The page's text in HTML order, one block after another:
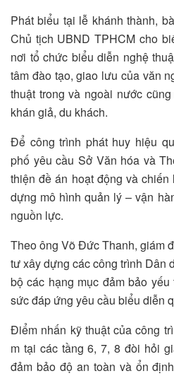
Phát biểu tại lễ khánh thành,
Chủ tịch UBND TPHCM cho
nơi tổ chức biểu diễn nghệ
tâm đào tạo, giao lưu của văn
thuật trong và ngoài nước
khán giả, du khách.
Để công trình phát huy hiệu
phố yêu cầu Sở Văn hóa và
thiện đề án hoạt động và
dựng mô hình quản lý – vận
nguồn lực.
Theo ông Võ Đức Thanh, giám
tư xây dựng các công trình Dân
bộ các hạng mục đảm bảo
sức đáp ứng yêu cầu biểu diễn
Điểm nhấn kỹ thuật của công
m tại các tầng 6, 7, 8 đòi hỏi
đảm bảo độ an toàn và ổn